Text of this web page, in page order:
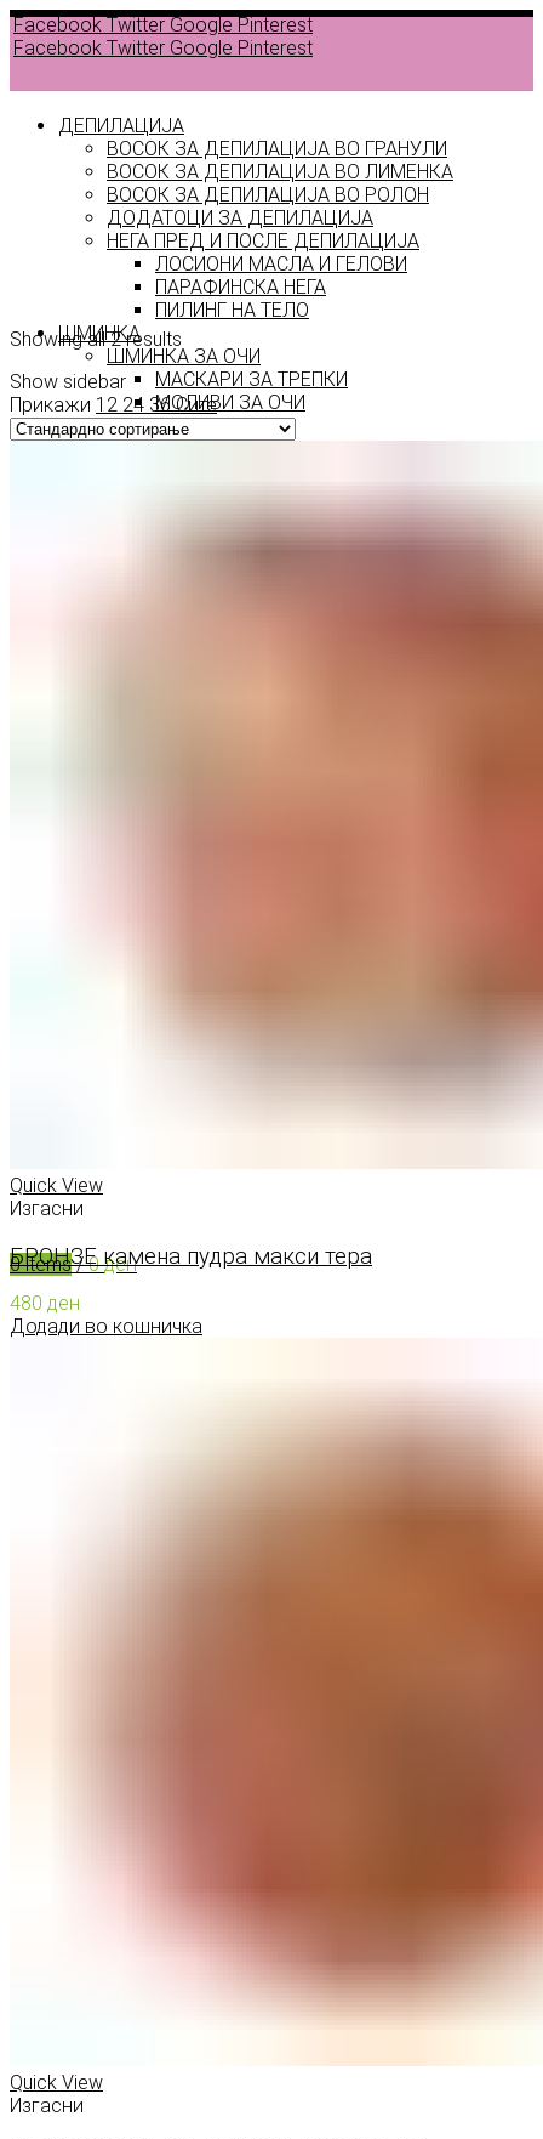
Facebook Twitter Google Pinterest
Facebook Twitter Google Pinterest
ДЕПИЛАЦИЈА
ВОСОК ЗА ДЕПИЛАЦИЈА ВО ГРАНУЛИ
ВОСОК ЗА ДЕПИЛАЦИЈА ВО ЛИМЕНКА
ВОСОК ЗА ДЕПИЛАЦИЈА ВО РОЛОН
ДОДАТОЦИ ЗА ДЕПИЛАЦИЈА
НЕГА ПРЕД И ПОСЛЕ ДЕПИЛАЦИЈА
ЛОСИОНИ МАСЛА И ГЕЛОВИ
ПАРАФИНСКА НЕГА
ПИЛИНГ НА ТЕЛО
ШМИНКА
ШМИНКА ЗА ОЧИ
МАСКАРИ ЗА ТРЕПКИ
МОЛИВИ ЗА ОЧИ
СЕНКИ ЗА ОЧИ
ТУШ ЗА ОЧИ
ШМИНКА ЗА УСНИ
КАРМИНИ И СЈАЕВИ ЗА УСНИ
МОЛИВИ ЗА УСНИ
0items / 0ден
products
Showing all 2 results
Show sidebar
Прикажи 12 24 36 Сите
Quick View
Изгасни
БРОНЗЕ камена пудра макси тера
480 ден
Додади во кошничка
Quick View
Изгасни